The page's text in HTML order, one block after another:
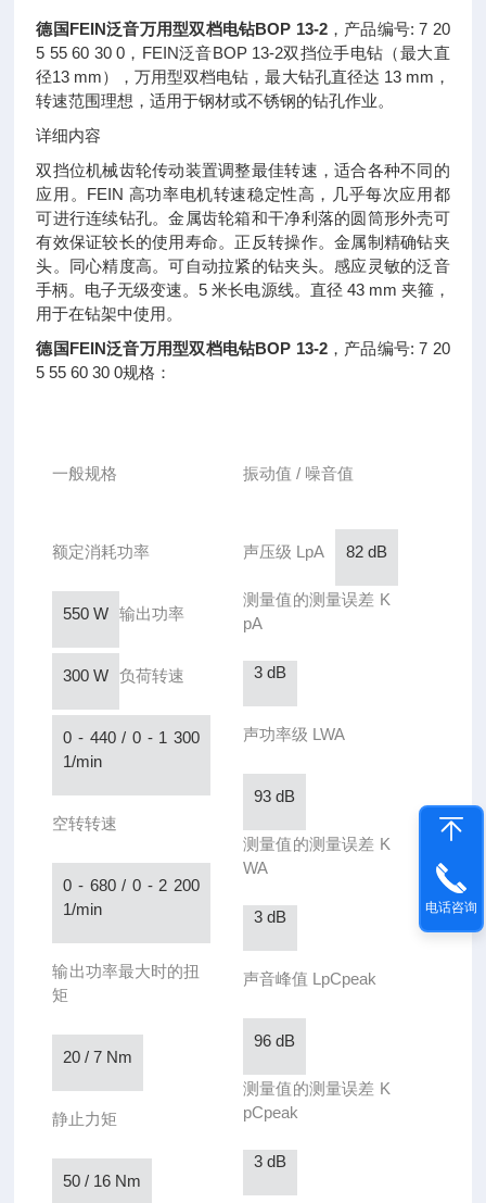
德国FEIN泛音万用型双档电钻BOP 13-2，产品编号: 7 20
5 55 60 30 0，FEIN泛音BOP 13-2双挡位手电钻（最大直
径13 mm），万用型双档电钻，最大钻孔直径达 13 mm，
转速范围理想，适用于钢材或不锈钢的钻孔作业。
详细内容
双挡位机械齿轮传动装置调整最佳转速，适合各种不同的
应用。FEIN 高功率电机转速稳定性高，几乎每次应用都
可进行连续钻孔。金属齿轮箱和干净利落的圆筒形外壳可
有效保证较长的使用寿命。正反转操作。金属制精确钻夹
头。同心精度高。可自动拉紧的钻夹头。感应灵敏的泛音
手柄。电子无级变速。5 米长电源线。直径 43 mm 夹箍，
用于在钻架中使用。
德国FEIN泛音万用型双档电钻BOP 13-2，产品编号: 7 20
5 55 60 30 0规格：
一般规格
额定消耗功率
550 W 输出功率
300 W 负荷转速
0 - 440 / 0 - 1 300
1/min
空转转速
0 - 680 / 0 - 2 200
1/min
输出功率最大时的扭
矩
20 / 7 Nm
静止力矩
50 / 16 Nm
振动值 / 噪音值
声压级 LpA 82 dB
测量值的测量误差 K
pA
3 dB
声功率级 LWA
93 dB
测量值的测量误差 K
WA
3 dB
声音峰值 LpCpeak
96 dB
测量值的测量误差 K
pCpeak
3 dB
电话咨询